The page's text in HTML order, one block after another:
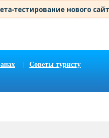
тестирование нового
Советы туристу